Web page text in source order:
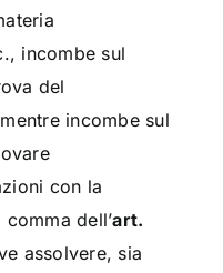
incombe sul
del
incombe sul
con la
dell’art.
assolvere, sia